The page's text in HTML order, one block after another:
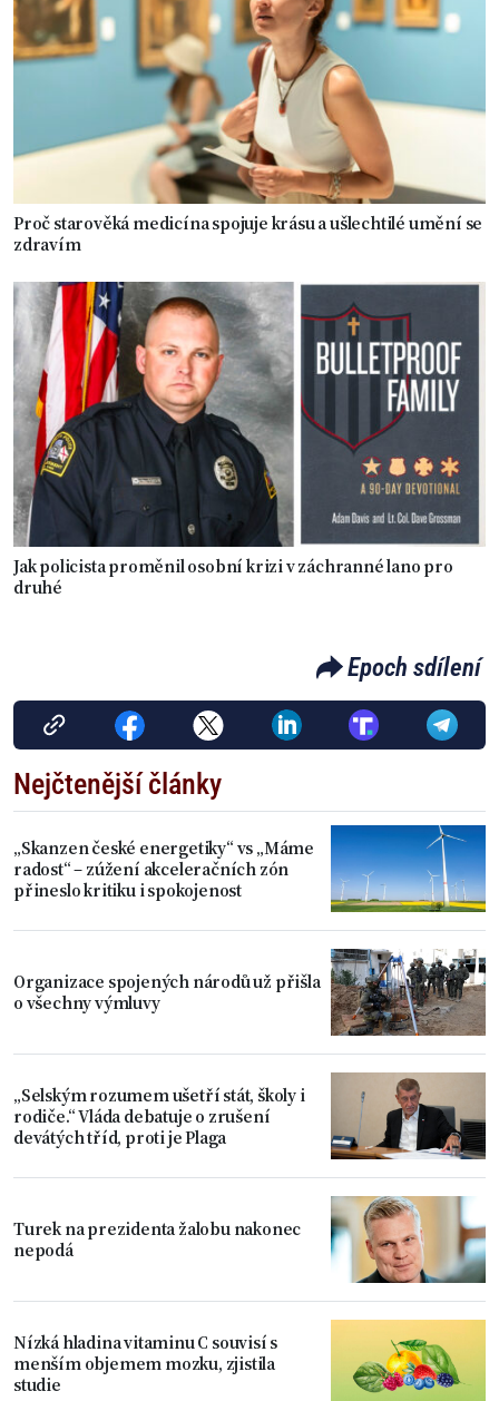
Proč starověká medicína spojuje krásu a ušlechtilé umění se
zdravím
Jak policista proměnil osobní krizi v záchranné lano pro
druhé
Epoch sdílení
Nejčtenější články
„Skanzen české energetiky“ vs „Máme
radost“ – zúžení akceleračních zón
přineslo kritiku i spokojenost
Organizace spojených národů už přišla
o všechny výmluvy
„Selským rozumem ušetří stát, školy i
rodiče.“ Vláda debatuje o zrušení
devátých tříd, proti je Plaga
Turek na prezidenta žalobu nakonec
nepodá
Nízká hladina vitaminu C souvisí s
menším objemem mozku, zjistila
studie